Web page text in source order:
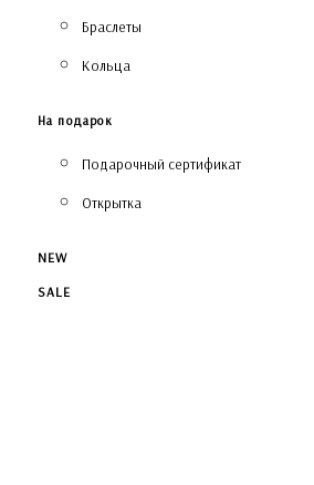
Браслеты
Кольца
На подарок
Подарочный сертификат
Открытка
NEW
SALE